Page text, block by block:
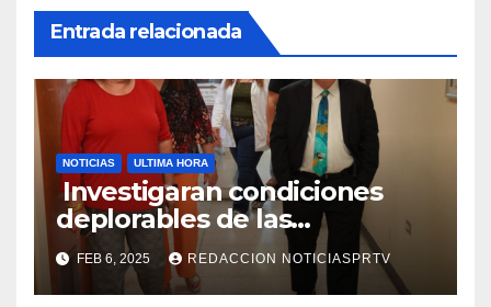
Entrada relacionada
NOTICIAS ULTIMA HORA
Investigaran condiciones
deplorables de las
facilidades el Departamento
de la Salud en Mayagüez
FEB 6, 2025 REDACCION NOTICIASPRTV